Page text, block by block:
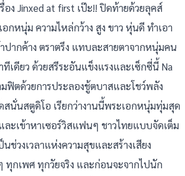
อง Jinxed at first เป๊ะ!! ปิดท้ายด้วยลุคส์
อกหนุ่ม ความไหล่กว้าง สูง ขาว หุ่นดี ทำเอา
ากค้าง ตราตรึง แทบละสายตาจากหนุ่มคน
เดียว ด้วยสรีระอันแข็งแรงและเซ็กซี่นี้ Na
ฟิตด้วยการประลองชู้ตบาสและโชว์พลัง
สนั่นสตูดิโอ เรียกว่างานนี้พระเอกหนุ่มทุ่มสุด
ละเข้าหาเซอร์วิสแฟนๆ ชาวไทยแบบจัดเต็ม
ช่วงเวลาแห่งความสุขและสร้างเสียง
ทุกเพศ ทุกวัยจริง และก่อนจะจากไปนัก